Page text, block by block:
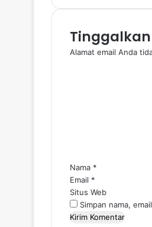
Alamat email Anda
*Nama *
Email *
Situs Web
Simpan nama,